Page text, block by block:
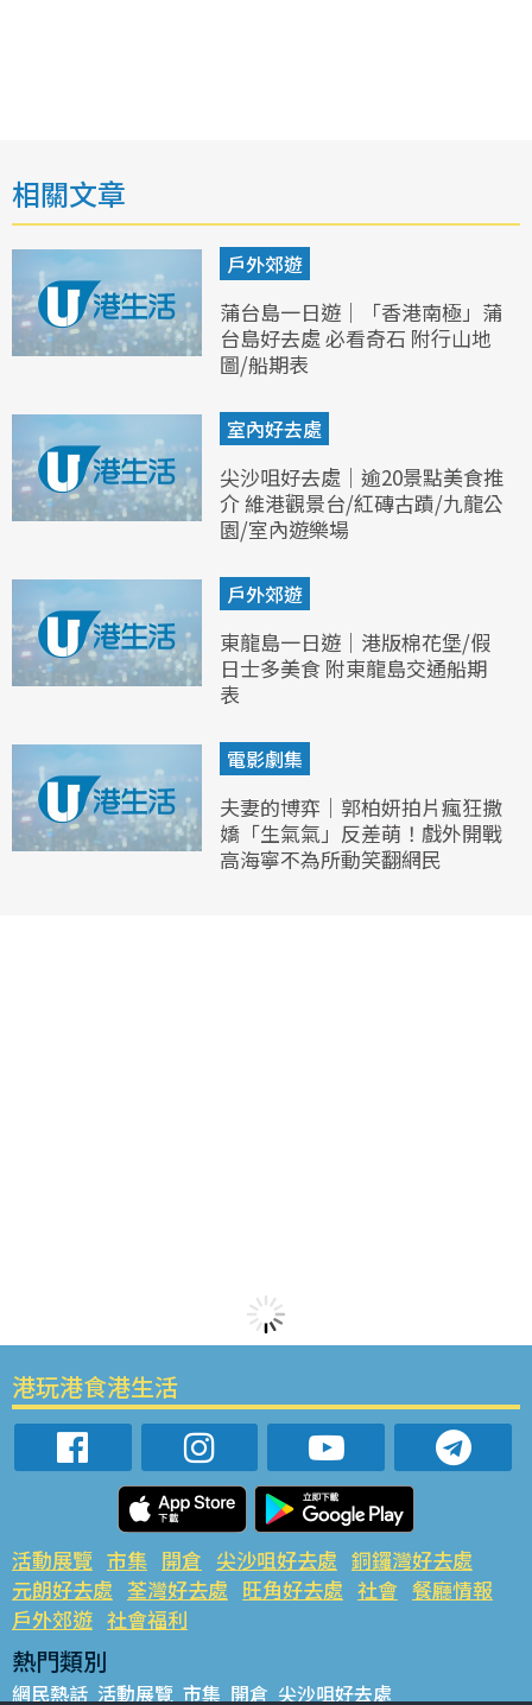
相關文章
戶外郊遊
蒲台島一日遊｜「香港南極」蒲
台島好去處 必看奇石 附行山地
圖/船期表
室內好去處
尖沙咀好去處｜逾20景點美食推
介 維港觀景台/紅磚古蹟/九龍公
園/室內遊樂場
戶外郊遊
東龍島一日遊｜港版棉花堡/假
日士多美食 附東龍島交通船期
表
電影劇集
夫妻的博弈｜郭柏妍拍片瘋狂撒
嬌「生氣氣」反差萌！戲外開戰
高海寧不為所動笑翻網民
港玩港食港生活
活動展覽 市集 開倉 尖沙咀好去處 銅鑼灣好去處
元朗好去處 荃灣好去處 旺角好去處 社會 餐廳情報
戶外郊遊 社會福利
熱門類別
網民熱話 活動展覽 市集 開倉 尖沙咀好去處